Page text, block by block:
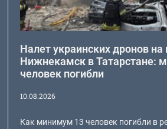
Налет украинских дронов на
Нижнекамск в Татарстане:
человек погибли
10.08.2026
Как минимум 13 человек погибли в